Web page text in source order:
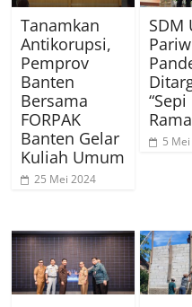
Tanamkan
Antikorupsi,
Pemprov
Banten
Bersama
FORPAK
Banten Gelar
Kuliah Umum
25 Mei 2024
SDM
5